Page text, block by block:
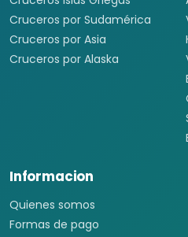
Cruceros por Sudamérica
Cruceros por Asia
Cruceros por Alaska
Informacion
Quienes somos
Formas de pago